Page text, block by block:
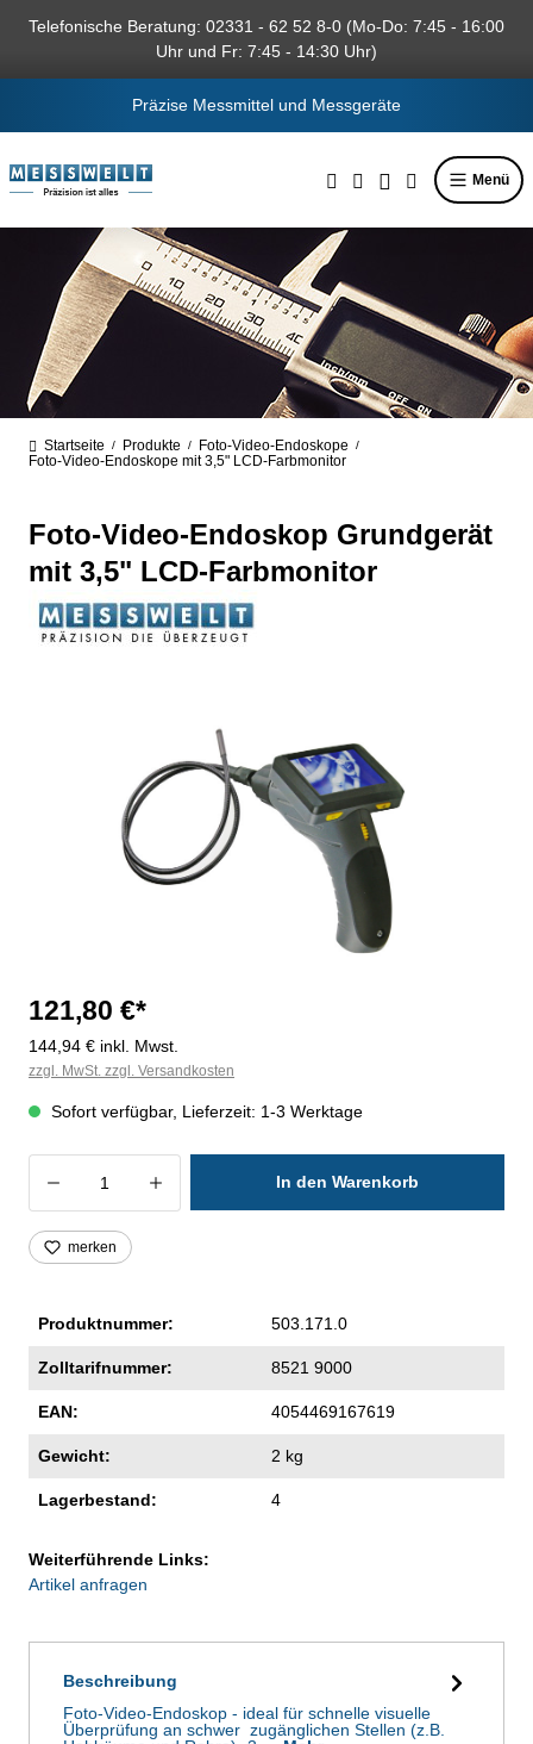
springen
Telefonische Beratung: 02331 - 62 52 8-0 (Mo-Do: 7:45 - 16:00
Uhr und Fr: 7:45 - 14:30 Uhr)
Präzise Messmittel und Messgeräte
Menü
Startseite / Produkte / Foto-Video-Endoskope /
Foto-Video-Endoskope mit 3,5" LCD-Farbmonitor
Foto-Video-Endoskop Grundgerät
mit 3,5" LCD-Farbmonitor
121,80 €*
144,94 € inkl. Mwst.
zzgl. MwSt. zzgl. Versandkosten
Sofort verfügbar, Lieferzeit: 1-3 Werktage
Produkt Anzahl: Gib den gewünschten
In den Warenkorb
merken
Produktnummer: 503.171.0
Zolltarifnummer: 8521 9000
EAN: 4054469167619
Gewicht: 2 kg
Lagerbestand: 4
Weiterführende Links:
Artikel anfragen
Beschreibung
Foto-Video-Endoskop - ideal für schnelle visuelle
Überprüfung an schwer zugänglichen Stellen (z.B.